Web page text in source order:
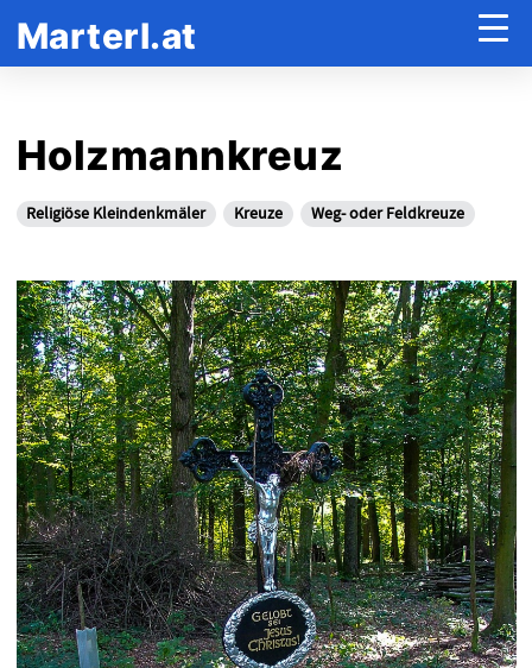
Marterl.at
Holzmannkreuz
Religiöse Kleindenkmäler Kreuze Weg- oder Feldkreuze